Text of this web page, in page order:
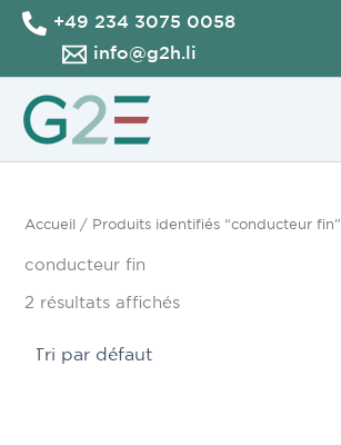
Aller
contenu
+49 234 3075 0058
info@g2h.li
Accueil / Produits identifiés “conducteur fin”
conducteur fin
2 résultats affichés